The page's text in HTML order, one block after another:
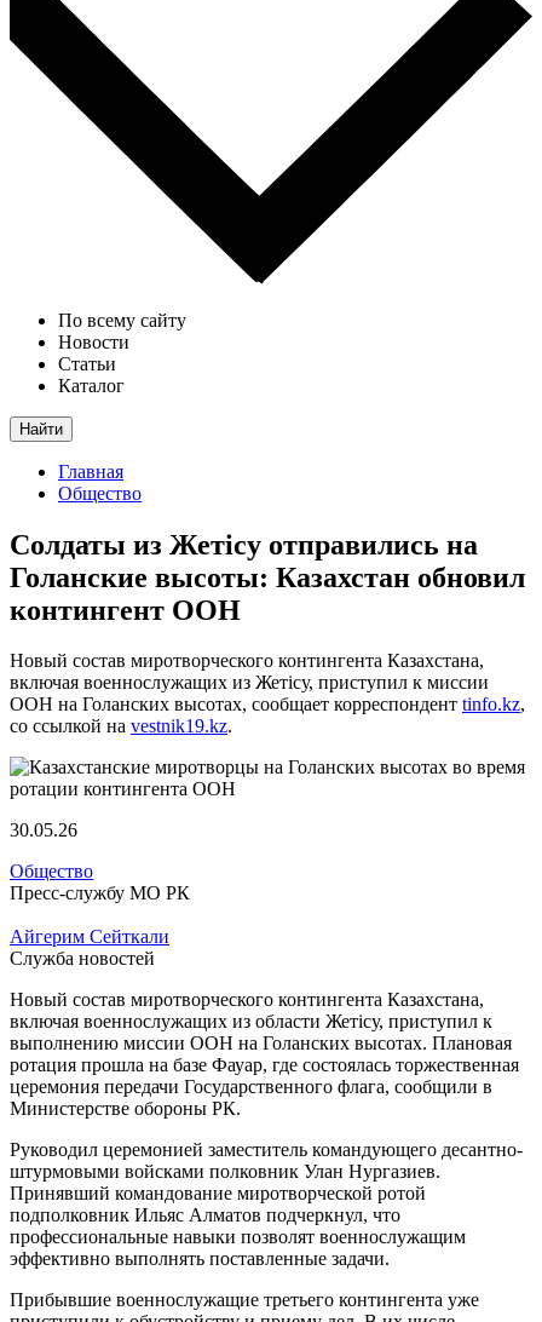
По всему сайту
Новости
Статьи
Каталог
Найти
Главная
Общество
Солдаты из Жетісу отправились на
Голанские высоты: Казахстан обновил
контингент ООН
Новый состав миротворческого контингента Казахстана,
включая военнослужащих из Жетісу, приступил к миссии
ООН на Голанских высотах, сообщает корреспондент tinfo.kz,
со ссылкой на vestnik19.kz.
30.05.26
Общество
Пресс-службу МО РК
Айгерим Сейткали
Служба новостей
Новый состав миротворческого контингента Казахстана,
включая военнослужащих из области Жетісу, приступил к
выполнению миссии ООН на Голанских высотах. Плановая
ротация прошла на базе Фауар, где состоялась торжественная
церемония передачи Государственного флага, сообщили в
Министерстве обороны РК.
Руководил церемонией заместитель командующего десантно-
штурмовыми войсками полковник Улан Нургазиев.
Принявший командование миротворческой ротой
подполковник Ильяс Алматов подчеркнул, что
профессиональные навыки позволят военнослужащим
эффективно выполнять поставленные задачи.
Прибывшие военнослужащие третьего контингента уже